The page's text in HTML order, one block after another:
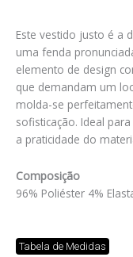
Este vestido justo é a
uma fenda
elemento de design
que demandam um
molda-se
sofisticação. Ideal
a praticidade do
Composição
96% Poliéster 4%
Tabela de Medidas